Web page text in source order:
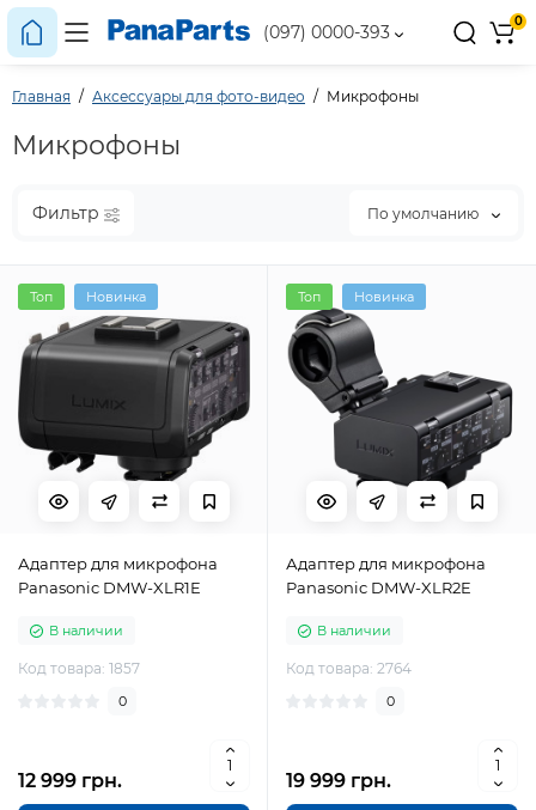
(097) 0000-393
0
Главная Аксессуары для фото-видео Микрофоны
Микрофоны
Фильтр По умолчанию
Топ Новинка
Адаптер для микрофона
Panasonic DMW-XLR1E
В наличии
Код товара: 1857
0
12 999 грн.
Топ Новинка
Адаптер для микрофона
Panasonic DMW-XLR2E
В наличии
Код товара: 2764
0
19 999 грн.